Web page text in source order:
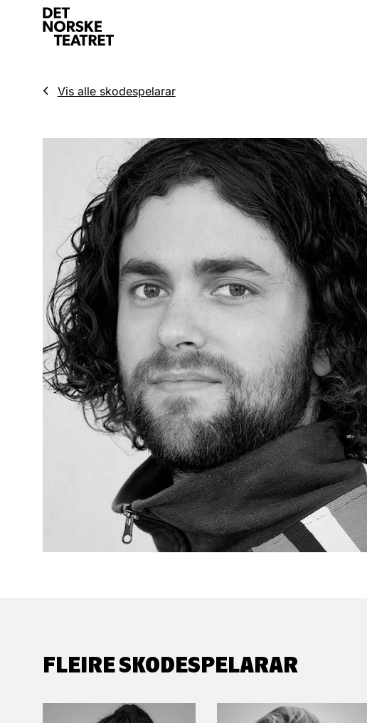
Vis alle skodespelarar
FLEIRE SKODESPELARAR